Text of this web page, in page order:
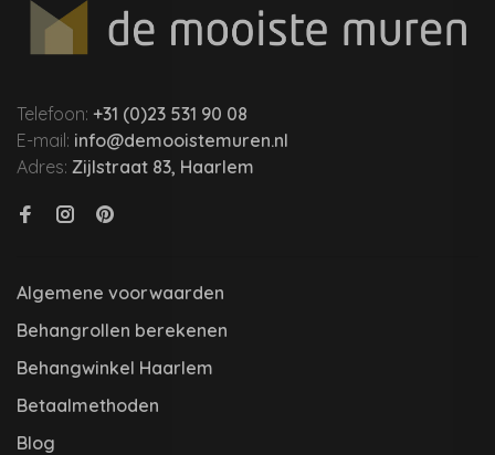
Telefoon: +31 (0)23 531 90 08
E-mail: info@demooistemuren.nl
Adres: Zijlstraat 83, Haarlem
Algemene voorwaarden
Behangrollen berekenen
Behangwinkel Haarlem
Betaalmethoden
Blog